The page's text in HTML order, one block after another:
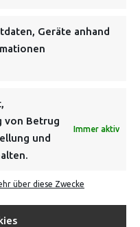
Geräte anhand
von Betrug
und
Immer aktiv
über diese Zwecke
Bitte prüfe